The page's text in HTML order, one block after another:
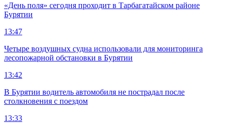
«День поля» сегодня проходит в Тарбагатайском районе
Бурятии
13:47
Четыре воздушных судна использовали для мониторинга
лесопожарной обстановки в Бурятии
13:42
В Бурятии водитель автомобиля не пострадал после
столкновения с поездом
13:33